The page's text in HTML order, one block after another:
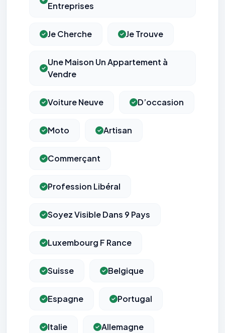
Entreprises
Je Cherche Je Trouve
Une Maison Un Appartement à
Vendre
Voiture Neuve D’occasion
Moto Artisan
Commerçant
Profession Libéral
Soyez Visible Dans 9 Pays
Luxembourg F Rance
Suisse Belgique
Espagne Portugal
Italie Allemagne